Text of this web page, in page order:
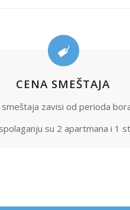
CENA SMEŠTAJA
smeštaja zavisi od perioda
su 2 apartmana i 1